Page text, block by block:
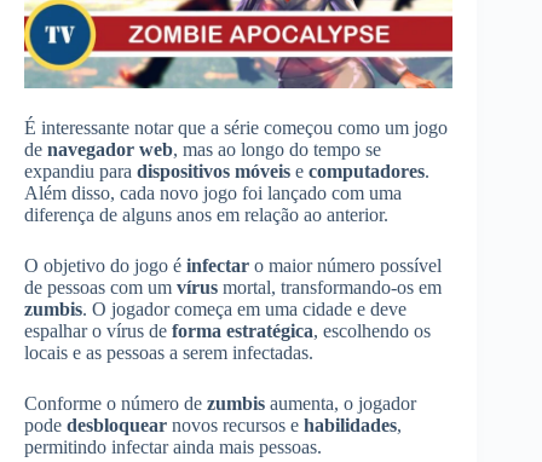
É interessante notar que a série começou como um jogo
de navegador web, mas ao longo do tempo se
expandiu para dispositivos móveis e computadores.
Além disso, cada novo jogo foi lançado com uma
diferença de alguns anos em relação ao anterior.
O objetivo do jogo é infectar o maior número possível
de pessoas com um vírus mortal, transformando-os em
zumbis. O jogador começa em uma cidade e deve
espalhar o vírus de forma estratégica, escolhendo os
locais e as pessoas a serem infectadas.
Conforme o número de zumbis aumenta, o jogador
pode desbloquear novos recursos e habilidades,
permitindo infectar ainda mais pessoas.